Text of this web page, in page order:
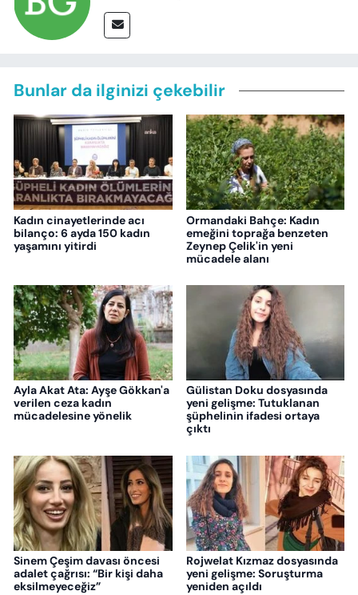
Bunlar da ilginizi çekebilir
Kadın cinayetlerinde acı
bilanço: 6 ayda 150 kadın
yaşamını yitirdi
Ormandaki Bahçe: Kadın
emeğini toprağa benzeten
Zeynep Çelik'in yeni
mücadele alanı
Ayla Akat Ata: Ayşe Gökkan'a
verilen ceza kadın
mücadelesine yönelik
Gülistan Doku dosyasında
yeni gelişme: Tutuklanan
şüphelinin ifadesi ortaya
çıktı
Sinem Çeşim davası öncesi
adalet çağrısı: “Bir kişi daha
eksilmeyeceğiz”
Rojwelat Kızmaz dosyasında
yeni gelişme: Soruşturma
yeniden açıldı